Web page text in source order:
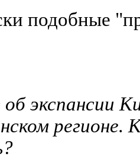
подобные
экспансии
регионе.